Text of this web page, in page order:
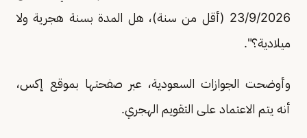
23/9/2026 (أقل من سنة)، هل المدة بسنة هجرية ولا
ميلادية؟".
وأوضحت الجوازات السعودية، عبر صفحتها بموقع إكس،
أنه يتم الاعتماد على التقويم الهجري.